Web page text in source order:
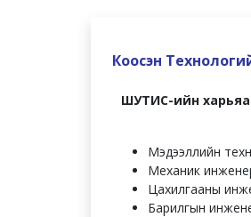
Коосэн
ШУТИС-ийн харьяа
Мэдээллийн
Механик
Цахилгааны
Барилгын